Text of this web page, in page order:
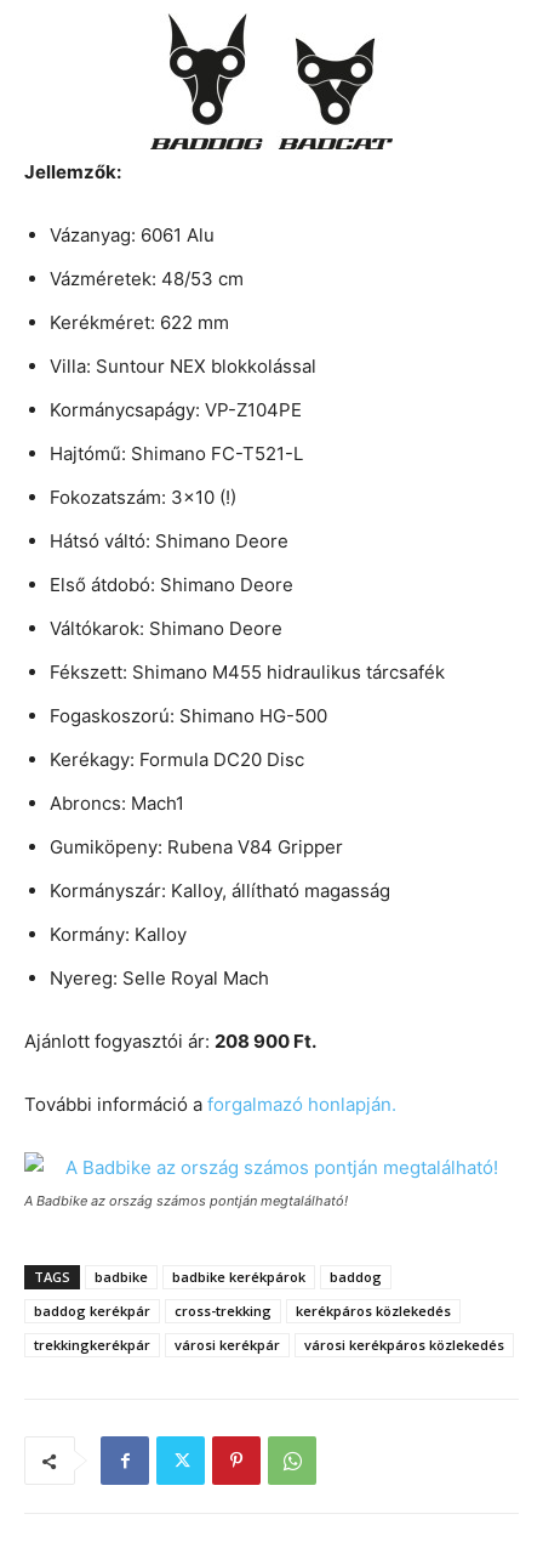
Jellemzők:
Vázanyag: 6061 Alu
Vázméretek: 48/53 cm
Kerékméret: 622 mm
Villa: Suntour NEX blokkolással
Kormánycsapágy: VP-Z104PE
Hajtómű: Shimano FC-T521-L
Fokozatszám: 3×10 (!)
Hátsó váltó: Shimano Deore
Első átdobó: Shimano Deore
Váltókarok: Shimano Deore
Fékszett: Shimano M455 hidraulikus tárcsafék
Fogaskoszorú: Shimano HG-500
Kerékagy: Formula DC20 Disc
Abroncs: Mach1
Gumiköpeny: Rubena V84 Gripper
Kormányszár: Kalloy, állítható magasság
Kormány: Kalloy
Nyereg: Selle Royal Mach
Ajánlott fogyasztói ár: 208 900 Ft.
További információ a forgalmazó honlapján.
A Badbike az ország számos pontján megtalálható!
TAGS badbike badbike kerékpárok
baddog
baddog kerékpár
cross-trekking
kerékpáros közlekedés
trekkingkerékpár
városi kerékpár városi kerékpáros közlekedés